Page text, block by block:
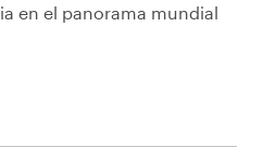
en el panorama mundial